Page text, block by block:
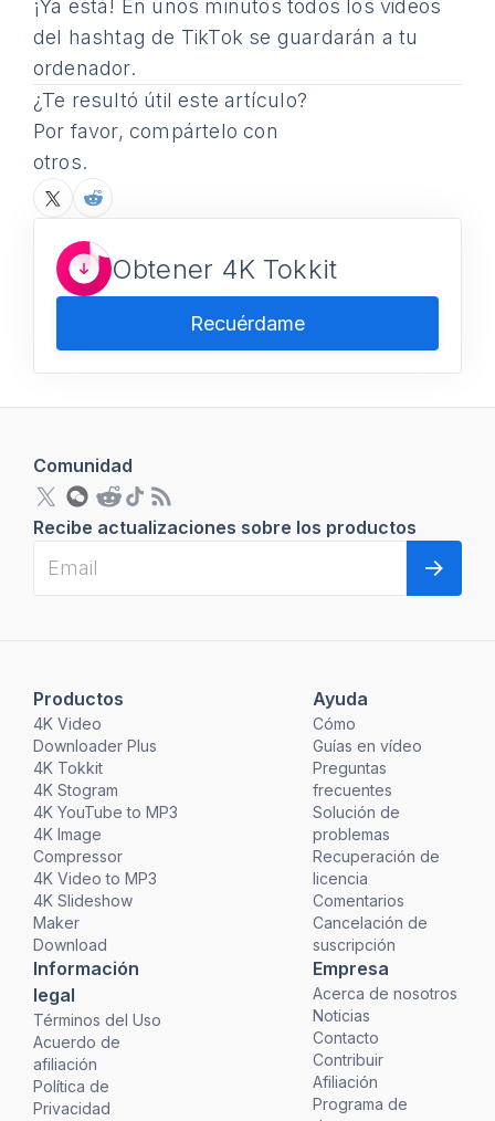
¡Ya está! En unos minutos todos los videos
del hashtag de TikTok se guardarán a tu
ordenador.
¿Te resultó útil este artículo?
Por favor, compártelo con
otros.
Obtener 4K Tokkit
Recuérdame
Productos
4K Video
Downloader Plus
4K Tokkit
4K Stogram
4K YouTube to MP3
4K Image
Compressor
4K Video to MP3
4K Slideshow
Maker
Download
Ayuda
Cómo
Guías en vídeo
Preguntas
frecuentes
Solución de
problemas
Recuperación de
licencia
Comentarios
Cancelación de
suscripción
Información
legal
Términos del Uso
Acuerdo de
afiliación
Política de
Privacidad
Empresa
Acerca de nosotros
Noticias
Contacto
Contribuir
Afiliación
Programa de
Comunidad
Recibe actualizaciones sobre los productos